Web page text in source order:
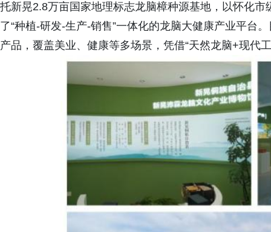
托新晃2.8万亩国家地理标志龙脑樟种源基地，以怀化
了“种植-研发-生产-销售”一体化的龙脑大健康产业平台
产品，覆盖美业、健康等多场景，凭借“天然龙脑+现代